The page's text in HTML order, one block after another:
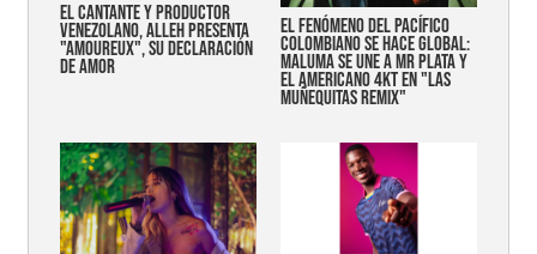
EL CANTANTE Y PRODUCTOR
VENEZOLANO, ALLEH PRESENTA
"AMOUREUX", SU DECLARACIÓN
DE AMOR
EL FENÓMENO DEL PACÍFICO
COLOMBIANO SE HACE GLOBAL:
MALUMA SE UNE A MR PLATA Y
EL AMERICANO 4KT EN "LAS
MUÑEQUITAS REMIX"